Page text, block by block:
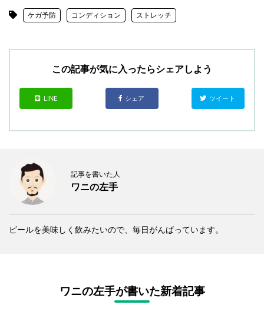
ケガ予防 コンディション ストレッチ
この記事が気に入ったらシェアしよう
LINE シェア ツイート
記事を書いた人
ワニの左手
ビールを美味しく飲みたいので、毎日がんばっています。
ワニの左手が書いた新着記事